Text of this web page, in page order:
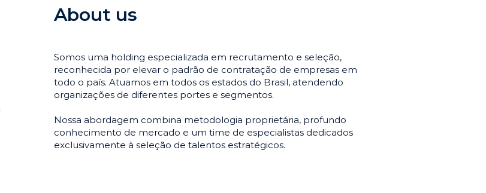
About us
Somos uma holding especializada em recrutamento e seleção,
reconhecida por elevar o padrão de contratação de empresas em
todo o país. Atuamos em todos os estados do Brasil, atendendo
organizações de diferentes portes e segmentos.
Nossa abordagem combina metodologia proprietária, profundo
conhecimento de mercado e um time de especialistas dedicados
exclusivamente à seleção de talentos estratégicos.